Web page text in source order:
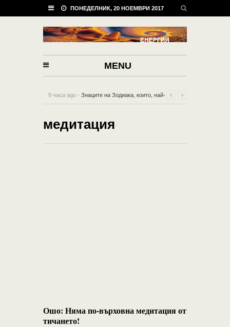
ПОНЕДЕЛНИК, 20 НОЕМВРИ 2017
MENU
9 часа ago - Знаците на Зодиака, които, най-
медитация
Ошо: Няма по-върховна медитация от
тичането!